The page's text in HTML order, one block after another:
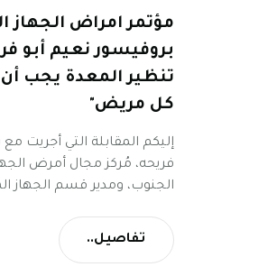
مؤتمر امراض الجهاز
بروفيسور نعيم أبو
تنظير المعدة يجب أن
كل مريض"
إليكم المقابلة التي أجريت
فريحه، مُركز مجال أمرض
الجنوب، ومدير قسم الجهاز
الإسرائيلية لأمراض الجهاز
تفاصيل..